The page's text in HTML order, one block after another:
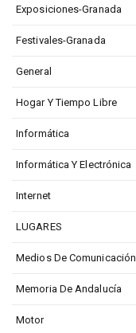
Exposiciones-Granada
Festivales-Granada
General
Hogar Y Tiempo Libre
Informática
Informática Y Electrónica
Internet
LUGARES
Medios De Comunicación
Memoria De Andalucía
Motor